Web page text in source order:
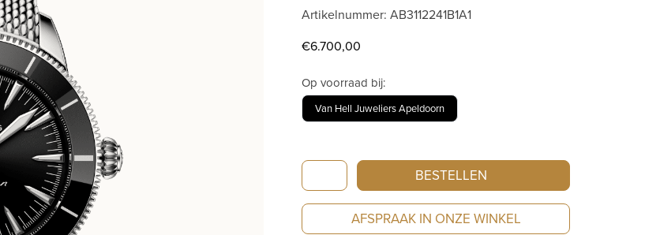
Artikelnummer: AB3112241B1A1
€6.700,00
Op voorraad bij:
Van Hell Juweliers Apeldoorn
Breitling
Superocean
Heritage
B31
BESTELLEN
AFSPRAAK IN ONZE WINKEL